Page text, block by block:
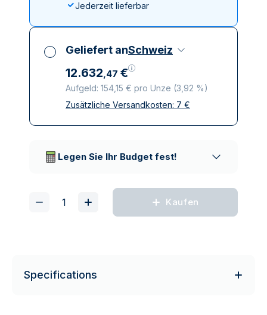
Jederzeit lieferbar
Geliefert anSchweiz
12.632,47 €
Aufgeld: 154,15 € pro Unze (3,92 %)
Alle Steuern inbegriffen
Zusätzliche Versandkosten: 7 €
Legen Sie Ihr Budget fest!
Kaufen
Specifications